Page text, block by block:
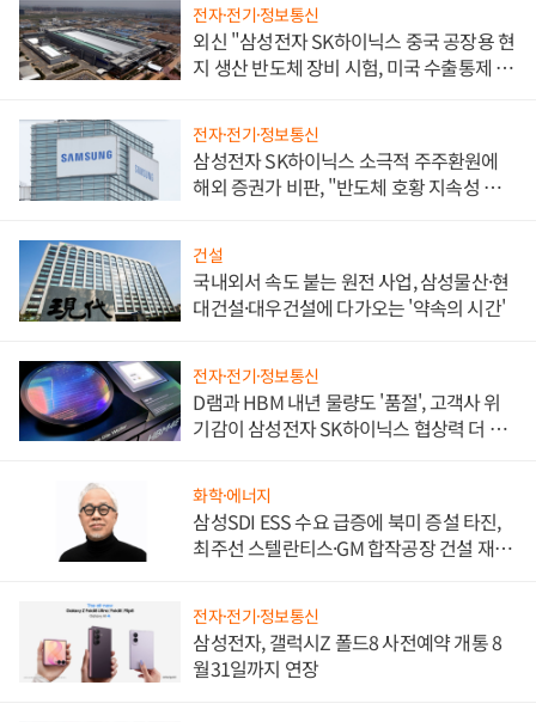
전자·전기·정보통신
외신 "삼성전자 SK하이닉스 중국 공장용 현
지 생산 반도체 장비 시험, 미국 수출통제 대
전자·전기·정보통신
삼성전자 SK하이닉스 소극적 주주환원에
해외 증권가 비판, "반도체 호황 지속성 의
건설
국내외서 속도 붙는 원전 사업, 삼성물산·현
대건설·대우건설에 다가오는 '약속의 시간'
전자·전기·정보통신
D램과 HBM 내년 물량도 '품절', 고객사 위
기감이 삼성전자 SK하이닉스 협상력 더 키
화학·에너지
삼성SDI ESS 수요 급증에 북미 증설 타진,
최주선 스텔란티스·GM 합작공장 건설 재추
전자·전기·정보통신
삼성전자, 갤럭시Z 폴드8 사전예약 개통 8
월31일까지 연장